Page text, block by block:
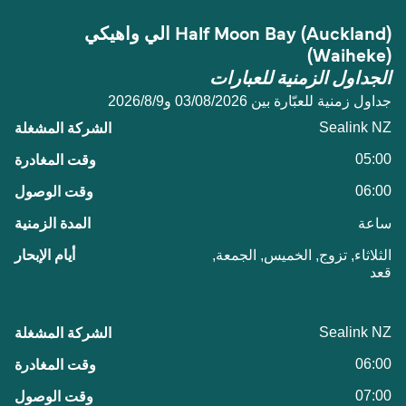
Half Moon Bay (Auckland) الي واهيكي
(Waiheke)
الجداول الزمنية للعبارات
جداول زمنية للعبّارة بين 03/08/2026 و9‏/8‏/2026
Sealink NZ
05:00
06:00
ساعة
الثلاثاء, تزوج, الخميس, الجمعة,
قعد
Sealink NZ
06:00
07:00